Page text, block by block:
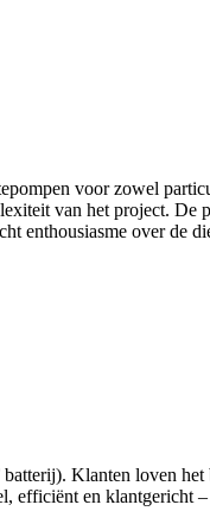
voor zowel
van het project. De
enthousiasme over de
batterij). Klanten loven
efficiënt en klantgericht